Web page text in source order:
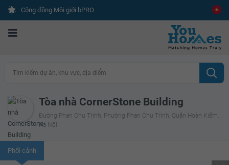
Cộng đồng Môi giới bPRO
Tìm kiếm dự án, khu vực, địa điểm
Tòa nhà CornerStone Building
Đường Phan Chu Trinh, Phường Phan Chu Trinh, Quận Hoàn Kiếm,
Hà Nội
Phối cảnh